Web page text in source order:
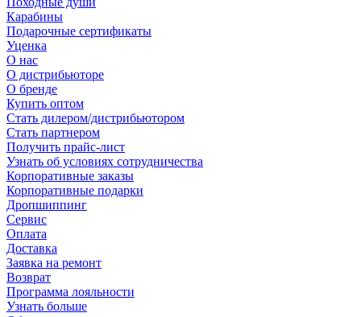
Карабины
Подарочные сертификаты
Уценка
О нас
О дистрибьюторе
О бренде
Купить оптом
Стать дилером/дистрибьютором
Стать партнером
Получить прайс-лист
Узнать об условиях сотрудничества
Корпоративные заказы
Корпоративные подарки
Дропшиппинг
Сервис
Оплата
Доставка
Заявка на ремонт
Возврат
Программа лояльности
Узнать больше